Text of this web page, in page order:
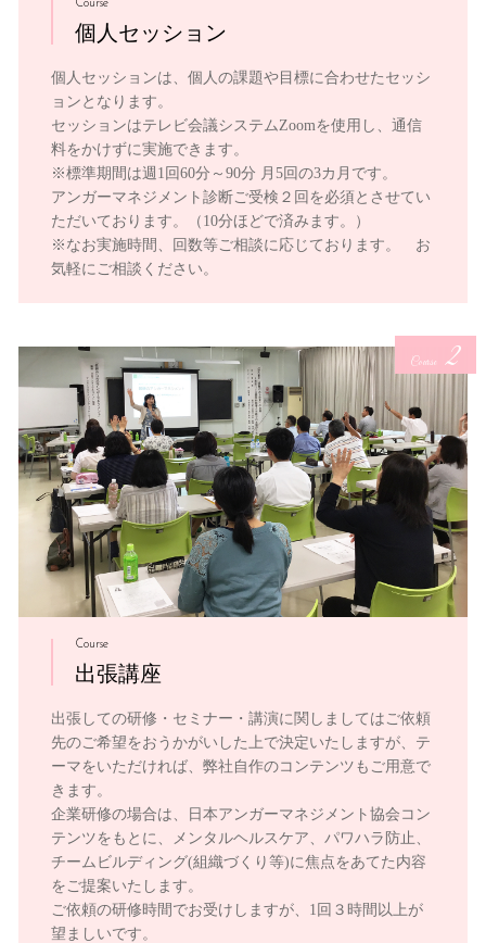
Course
個人セッション
個人セッションは、個人の課題や目標に合わせたセッシ
ョンとなります。
セッションはテレビ会議システムZoomを使用し、通信
料をかけずに実施できます。
※標準期間は週1回60分～90分 月5回の3カ月です。
アンガーマネジメント診断ご受検２回を必須とさせてい
ただいております。（10分ほどで済みます。）
※なお実施時間、回数等ご相談に応じております。 お
気軽にご相談ください。
Course 2
Course
出張講座
出張しての研修・セミナー・講演に関しましてはご依頼
先のご希望をおうかがいした上で決定いたしますが、テ
ーマをいただければ、弊社自作のコンテンツもご用意で
きます。
企業研修の場合は、日本アンガーマネジメント協会コン
テンツをもとに、メンタルヘルスケア、パワハラ防止、
チームビルディング(組織づくり等)に焦点をあてた内容
をご提案いたします。
ご依頼の研修時間でお受けしますが、1回３時間以上が
望ましいです。